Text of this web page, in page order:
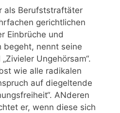
als Berufststraftäter
gerichtlichen
Einbrüche und
begeht, nennt seine
Ungehörsam“.
wie alle radikalen
auf diegeltende
ANderen
er, wenn diese sich